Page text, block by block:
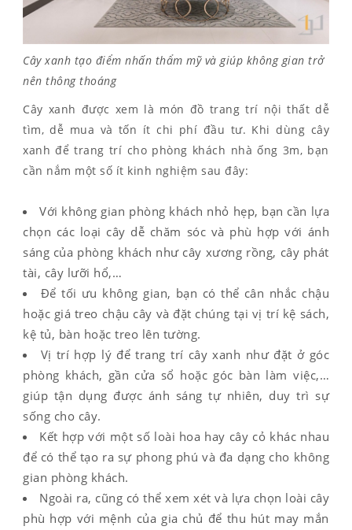
Cây xanh tạo điểm nhấn thẩm mỹ và giúp không gian trở
nên thông thoáng
Cây xanh được xem là món đồ trang trí nội thất dễ
tìm, dễ mua và tốn ít chi phí đầu tư. Khi dùng cây
xanh để trang trí cho phòng khách nhà ống 3m, bạn
cần nắm một số ít kinh nghiệm sau đây:
Với không gian phòng khách nhỏ hẹp, bạn cần lựa
chọn các loại cây dễ chăm sóc và phù hợp với ánh
sáng của phòng khách như cây xương rồng, cây phát
tài, cây lưỡi hổ,…
Để tối ưu không gian, bạn có thể cân nhắc chậu
hoặc giá treo chậu cây và đặt chúng tại vị trí kệ sách,
kệ tủ, bàn hoặc treo lên tường.
Vị trí hợp lý để trang trí cây xanh như đặt ở góc
phòng khách, gần cửa sổ hoặc góc bàn làm việc,…
giúp tận dụng được ánh sáng tự nhiên, duy trì sự
sống cho cây.
Kết hợp với một số loài hoa hay cây cỏ khác nhau
để có thể tạo ra sự phong phú và đa dạng cho không
gian phòng khách.
Ngoài ra, cũng có thể xem xét và lựa chọn loài cây
phù hợp với mệnh của gia chủ để thu hút may mắn